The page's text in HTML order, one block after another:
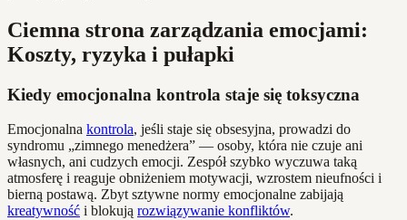
Ciemna strona zarządzania emocjami:
Koszty, ryzyka i pułapki
Kiedy emocjonalna kontrola staje się toksyczna
Emocjonalna kontrola, jeśli staje się obsesyjna, prowadzi do
syndromu „zimnego menedżera” — osoby, która nie czuje ani
własnych, ani cudzych emocji. Zespół szybko wyczuwa taką
atmosferę i reaguje obniżeniem motywacji, wzrostem nieufności i
bierną postawą. Zbyt sztywne normy emocjonalne zabijają
kreatywność i blokują rozwiązywanie konfliktów.